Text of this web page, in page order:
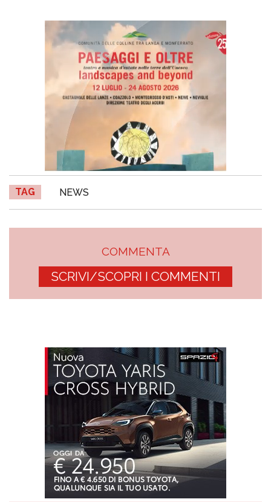
TAG NEWS
COMMENTA
SCRIVI/SCOPRI I COMMENTI